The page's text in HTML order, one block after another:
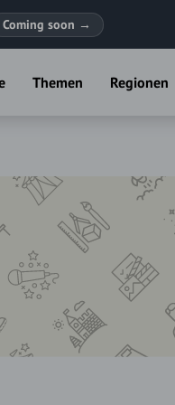
Coming soon →
Themen Regionen